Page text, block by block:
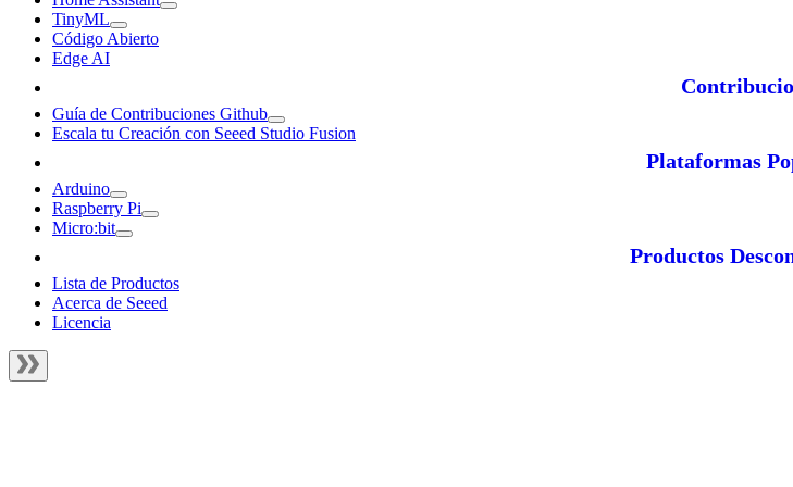
TinyML
Código Abierto
Edge AI
Guía de Contribuciones Github
Escala tu Creación con Seeed Studio Fusion
Plataformas
Arduino
Raspberry Pi
Micro:bit
Productos
Lista de Productos
Acerca de Seeed
Licencia